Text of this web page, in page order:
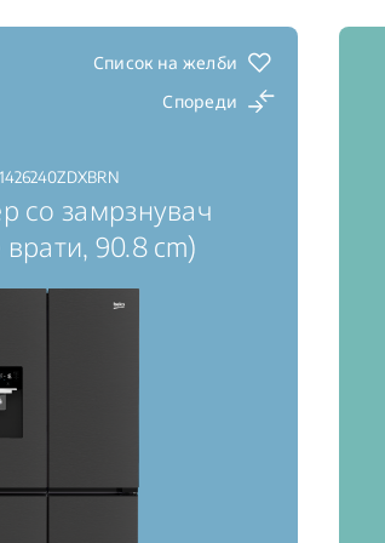
издржливост, низок шум
јасен поглед на внатрешноста
Список на желби
Спореди
со замрзнувач
90.8 cm)